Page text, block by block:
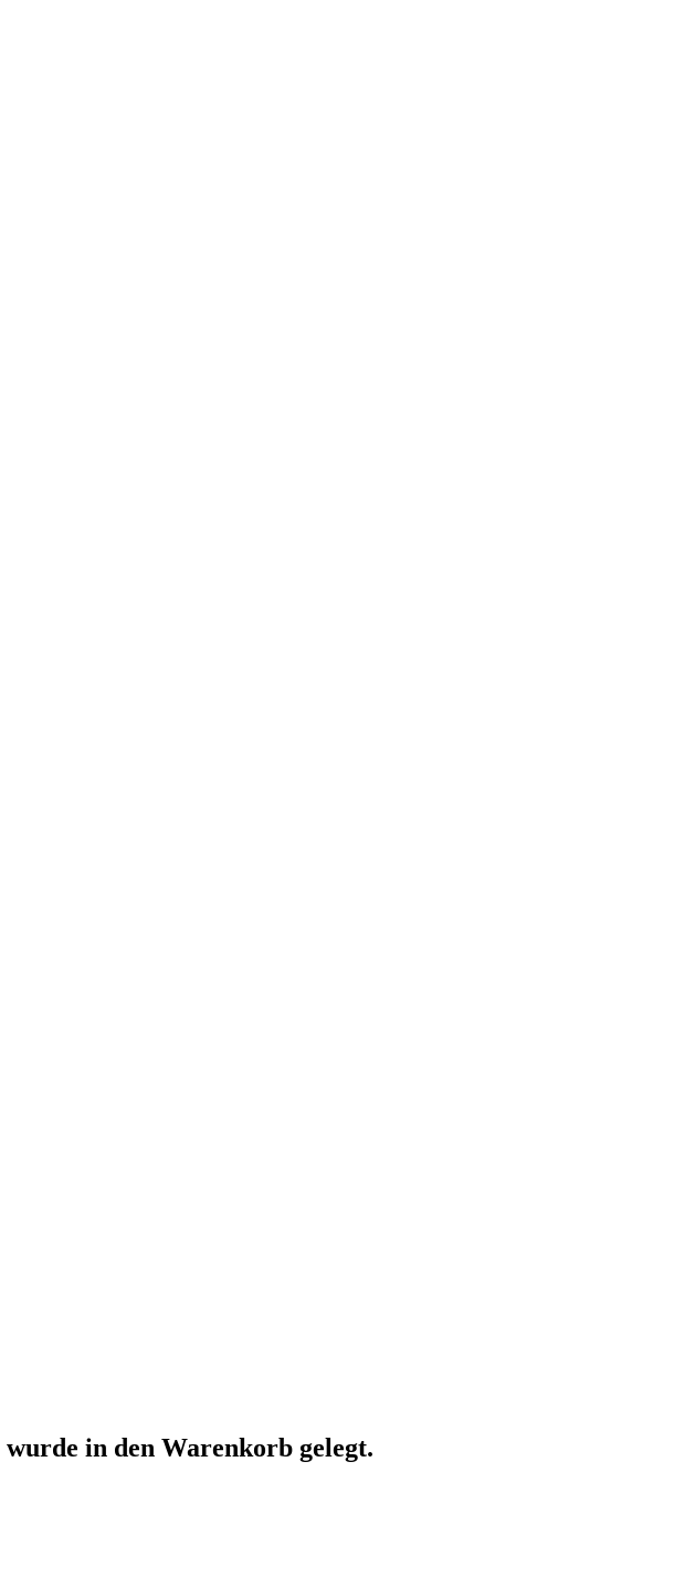
wurde in den Warenkorb gelegt.